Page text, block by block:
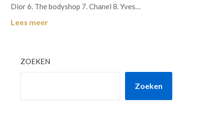
Dior 6. The bodyshop 7. Chanel 8. Yves…
Lees meer
ZOEKEN
Zoeken